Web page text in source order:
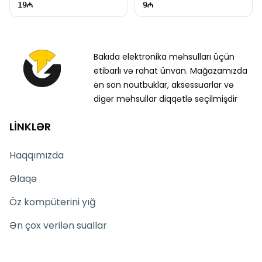
19 9
Bakıda elektronika məhsulları üçün
etibarlı və rahat ünvan. Mağazamızda
ən son noutbuklar, aksessuarlar və
digər məhsullar diqqətlə seçilmişdir
LİNKLƏR
Haqqımızda
Əlaqə
Öz kompüterini yığ
Ən çox verilən suallar